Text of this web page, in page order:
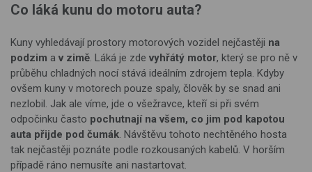
Co láká kunu do motoru auta?
Kuny vyhledávají prostory motorových vozidel nejčastěji na
podzim a v zimě. Láká je zde vyhřátý motor, který se pro ně v
průběhu chladných nocí stává ideálním zdrojem tepla. Kdyby
ovšem kuny v motorech pouze spaly, člověk by se snad ani
nezlobil. Jak ale víme, jde o všežravce, kteří si při svém
odpočinku často pochutnají na všem, co jim pod kapotou
auta přijde pod čumák. Návštěvu tohoto nechtěného hosta
tak nejčastěji poznáte podle rozkousaných kabelů. V horším
případě ráno nemusíte ani nastartovat.